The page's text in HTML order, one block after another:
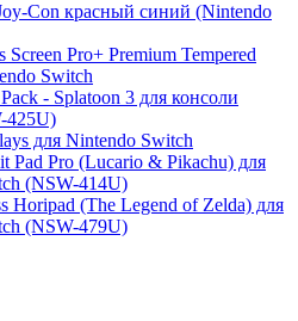
Con красный синий (Nintendo
Screen Pro+ Premium Tempered
Switch
- Splatoon 3 для консоли
425U)
для Nintendo Switch
Pad Pro (Lucario & Pikachu) для
(NSW-414U)
Horipad (The Legend of Zelda) для
(NSW-479U)